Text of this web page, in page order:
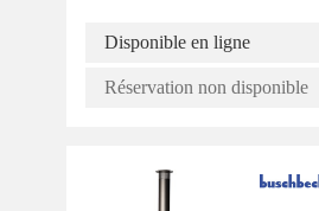
Disponible en ligne
Réservation non disponible